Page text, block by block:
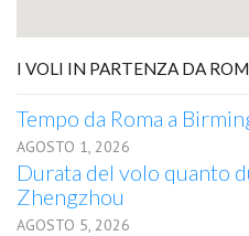
I VOLI IN PARTENZA DA
Tempo da Roma a
AGOSTO 1, 2026
Durata del volo quanto
Zhengzhou
AGOSTO 5, 2026